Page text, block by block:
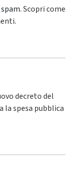
Scopri come
.
decreto del
la spesa pubblica